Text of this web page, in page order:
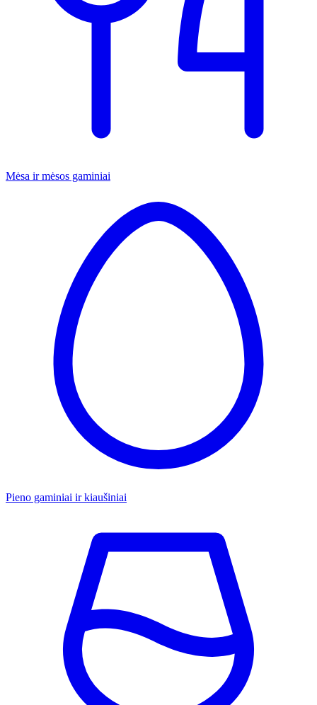
Mėsa ir mėsos gaminiai
Pieno gaminiai ir kiaušiniai